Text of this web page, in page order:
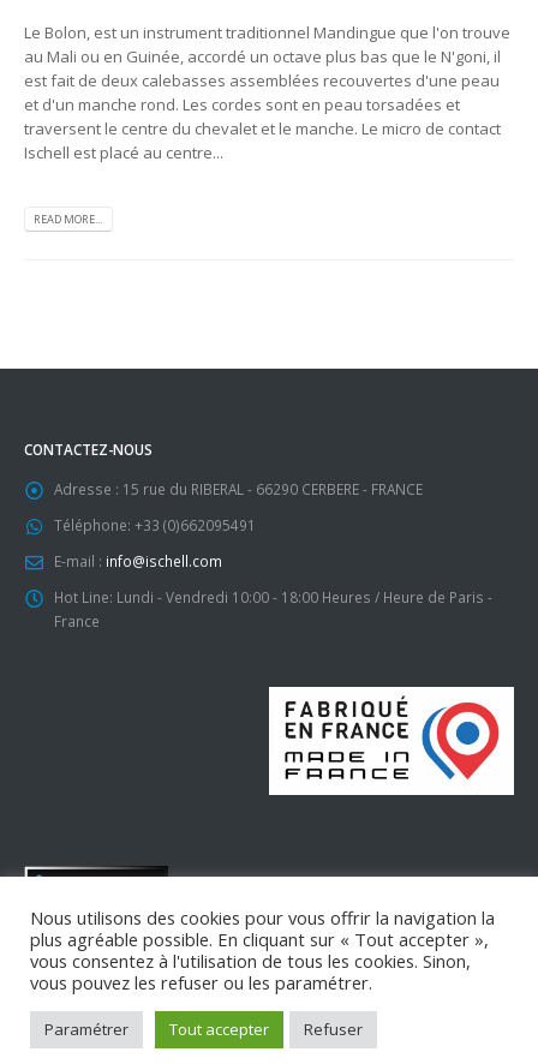
Le Bolon, est un instrument traditionnel Mandingue que l'on trouve
au Mali ou en Guinée, accordé un octave plus bas que le N'goni, il
est fait de deux calebasses assemblées recouvertes d'une peau
et d'un manche rond. Les cordes sont en peau torsadées et
traversent le centre du chevalet et le manche. Le micro de contact
Ischell est placé au centre...
READ MORE...
CONTACTEZ-NOUS
Adresse : 15 rue du RIBERAL - 66290 CERBERE - FRANCE
Téléphone: +33 (0)662095491
E-mail : info@ischell.com
Hot Line: Lundi - Vendredi 10:00 - 18:00 Heures / Heure de Paris -
France
© ISCHELL Copyright 2007 - 2025. All Rights Reserved.
SUIVEZ-NOUS
Nous utilisons des cookies pour vous offrir la navigation la
plus agréable possible. En cliquant sur « Tout accepter »,
vous consentez à l'utilisation de tous les cookies. Sinon,
vous pouvez les refuser ou les paramétrer.
Paramétrer Tout accepter Refuser